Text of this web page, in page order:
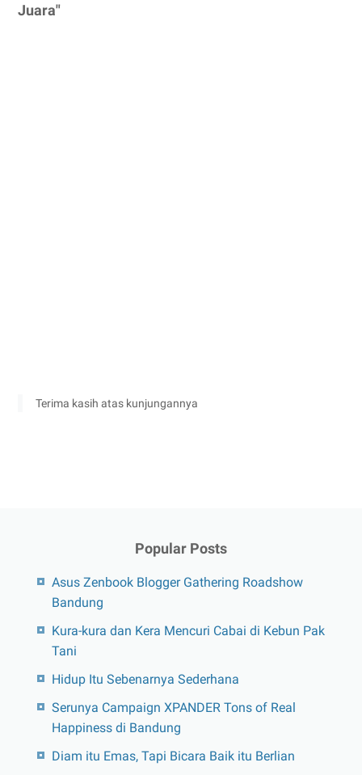
Juara"
Terima kasih atas kunjungannya
Popular Posts
Asus Zenbook Blogger Gathering Roadshow
Bandung
Kura-kura dan Kera Mencuri Cabai di Kebun Pak
Tani
Hidup Itu Sebenarnya Sederhana
Serunya Campaign XPANDER Tons of Real
Happiness di Bandung
Diam itu Emas, Tapi Bicara Baik itu Berlian